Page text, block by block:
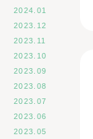
2024.01
2023.12
2023.11
2023.10
2023.09
2023.08
2023.07
2023.06
2023.05